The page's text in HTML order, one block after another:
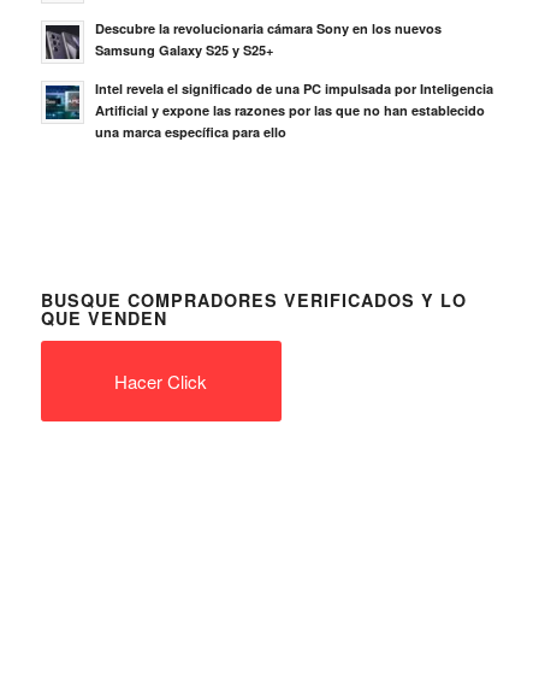
Descubre la revolucionaria cámara Sony en los nuevos
Samsung Galaxy S25 y S25+
Intel revela el significado de una PC impulsada por Inteligencia
Artificial y expone las razones por las que no han establecido
una marca específica para ello
BUSQUE COMPRADORES VERIFICADOS Y LO
QUE VENDEN
Hacer Click